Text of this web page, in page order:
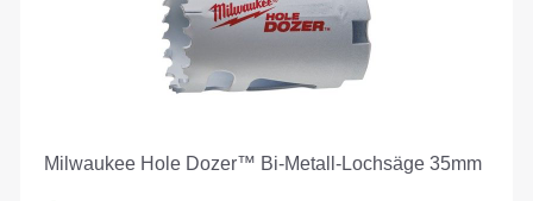
Milwaukee Hole Dozer™ Bi-Metall-Lochsäge 35mm